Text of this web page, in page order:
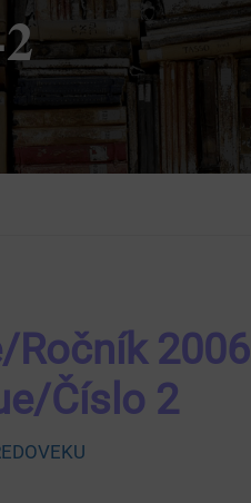
Ročník 2006
Číslo 2